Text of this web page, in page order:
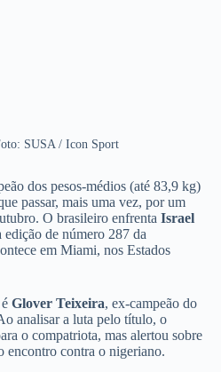
SUSA / Icon Sport
dos pesos-médios (até 83,9 kg)
passar, mais uma vez, por um
O brasileiro enfrenta Israel
edição de número 287 da
em Miami, nos Estados
Glover Teixeira, ex-campeão do
analisar a luta pelo título, o
o compatriota, mas alertou sobre
encontro contra o nigeriano.